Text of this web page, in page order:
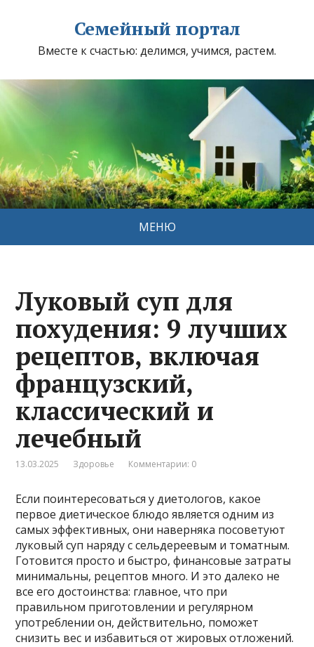
Семейный портал
Вместе к счастью: делимся, учимся, растем.
МЕНЮ
Луковый суп для
похудения: 9 лучших
рецептов, включая
французский,
классический и
лечебный
13.03.2025 Здоровье Комментарии: 0
Если поинтересоваться у диетологов, какое
первое диетическое блюдо является одним из
самых эффективных, они наверняка посоветуют
луковый суп наряду с сельдереевым и томатным.
Готовится просто и быстро, финансовые затраты
минимальны, рецептов много. И это далеко не
все его достоинства: главное, что при
правильном приготовлении и регулярном
употреблении он, действительно, поможет
снизить вес и избавиться от жировых отложений.